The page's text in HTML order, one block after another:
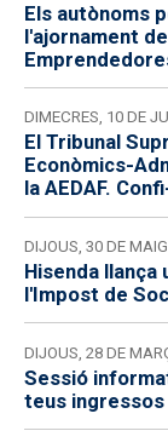
Els autònoms
l'ajornament
DIMECRES, 10 DE
El Tribunal
Econòmics-
la AEDAF.
DIJOUS, 30 DE
Hisenda llança
l'Impost de
DIJOUS, 28 DE
Sessió
teus ingressos